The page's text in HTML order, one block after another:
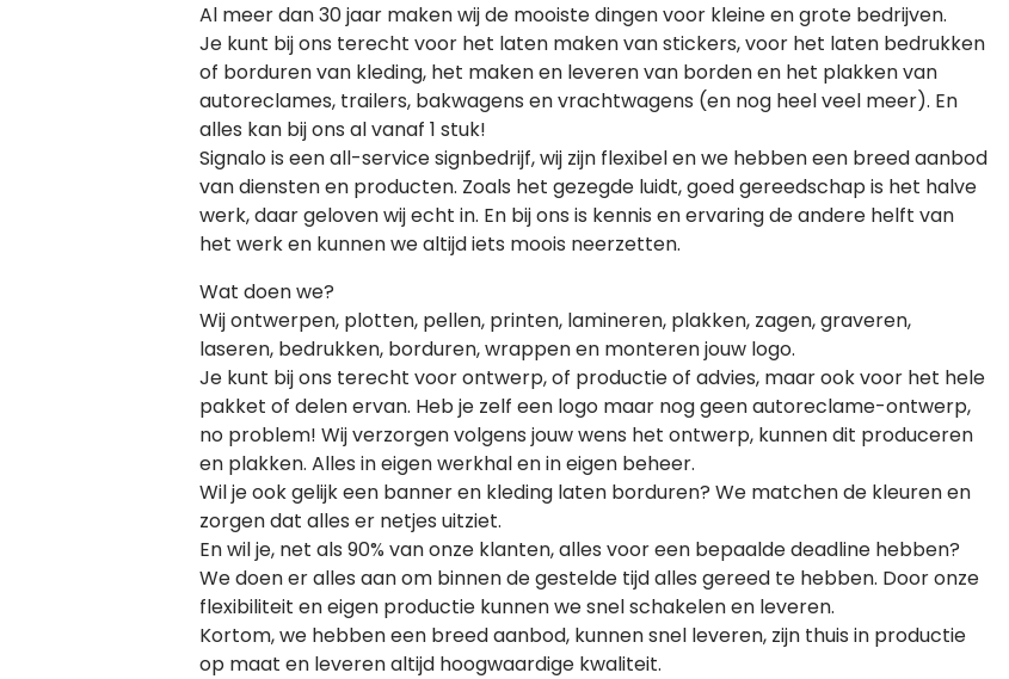
Al meer dan 30 jaar maken wij de mooiste dingen voor kleine en grote bedrijven.
Je kunt bij ons terecht voor het laten maken van stickers, voor het laten bedrukken
of borduren van kleding, het maken en leveren van borden en het plakken van
autoreclames, trailers, bakwagens en vrachtwagens (en nog heel veel meer). En
alles kan bij ons al vanaf 1 stuk!
Signalo is een all-service signbedrijf, wij zijn flexibel en we hebben een breed aanbod
van diensten en producten. Zoals het gezegde luidt, goed gereedschap is het halve
werk, daar geloven wij echt in. En bij ons is kennis en ervaring de andere helft van
het werk en kunnen we altijd iets moois neerzetten.
Wat doen we?
Wij ontwerpen, plotten, pellen, printen, lamineren, plakken, zagen, graveren,
laseren, bedrukken, borduren, wrappen en monteren jouw logo.
Je kunt bij ons terecht voor ontwerp, of productie of advies, maar ook voor het hele
pakket of delen ervan. Heb je zelf een logo maar nog geen autoreclame-ontwerp,
no problem! Wij verzorgen volgens jouw wens het ontwerp, kunnen dit produceren
en plakken. Alles in eigen werkhal en in eigen beheer.
Wil je ook gelijk een banner en kleding laten borduren? We matchen de kleuren en
zorgen dat alles er netjes uitziet.
En wil je, net als 90% van onze klanten, alles voor een bepaalde deadline hebben?
We doen er alles aan om binnen de gestelde tijd alles gereed te hebben. Door onze
flexibiliteit en eigen productie kunnen we snel schakelen en leveren.
Kortom, we hebben een breed aanbod, kunnen snel leveren, zijn thuis in productie
op maat en leveren altijd hoogwaardige kwaliteit.